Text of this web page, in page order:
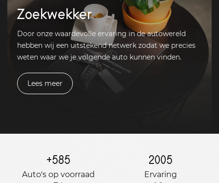
Zoekwekker
Door onze waardevolle ervaring in de autowereld
hebben wij een uitstekend netwerk zodat we precies
weten waar we je volgende auto kunnen vinden.
Lees meer
+585
Auto's op voorraad
2005
Ervaring